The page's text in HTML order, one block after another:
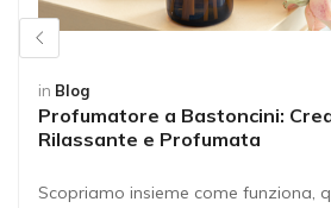
in Blog
Profumatore a Bastoncini:
Rilassante e Profumata
Scopriamo insieme come funziona,